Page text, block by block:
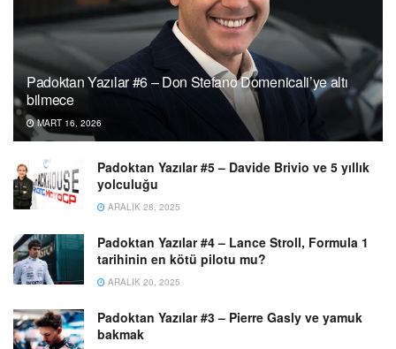
Padoktan Yazılar #6 – Don Stefano Domenicali’ye altı
bilmece
MART 16, 2026
Padoktan Yazılar #5 – Davide Brivio ve 5 yıllık
yolculuğu
ARALIK 28, 2025
Padoktan Yazılar #4 – Lance Stroll, Formula 1
tarihinin en kötü pilotu mu?
ARALIK 20, 2025
Padoktan Yazılar #3 – Pierre Gasly ve yamuk
bakmak